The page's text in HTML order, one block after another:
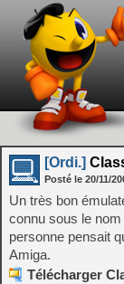
[Ordi.]
Posté le 20/11/
Un très bon
connu sous le
personne pensait
Amiga.
Télécharger